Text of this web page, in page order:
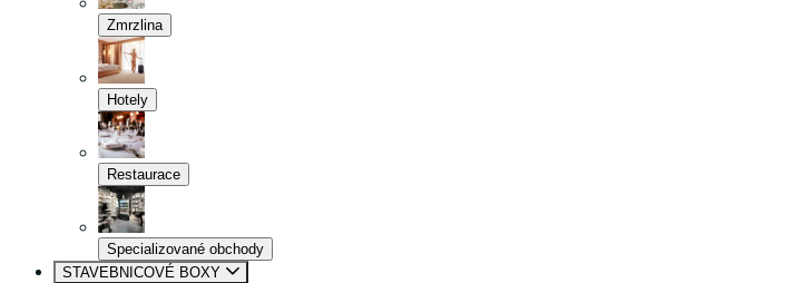
Zmrzlina
Hotely
Restaurace
Specializované obchody
STAVEBNICOVÉ BOXY